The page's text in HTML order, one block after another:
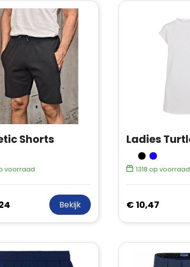
Shorts
voorraad
Bekijk
1318 op voorraad
€ 10,47